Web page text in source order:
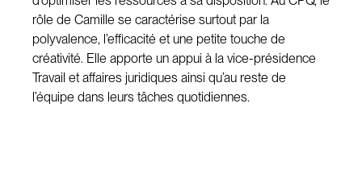
rôle de Camille se caractérise surtout par la
polyvalence, l’efficacité et une petite touche de
créativité. Elle apporte un appui à la vice-présidence
Travail et affaires juridiques ainsi qu’au reste de
l’équipe dans leurs tâches quotidiennes.